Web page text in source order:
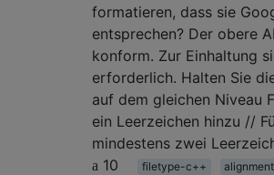
formatieren, dass sie
entsprechen? Der obere
konform. Zur Einhaltung
erforderlich. Halten Sie
auf dem gleichen Niveau
ein Leerzeichen hinzu //
mindestens zwei
10
filetype-c++ alignment